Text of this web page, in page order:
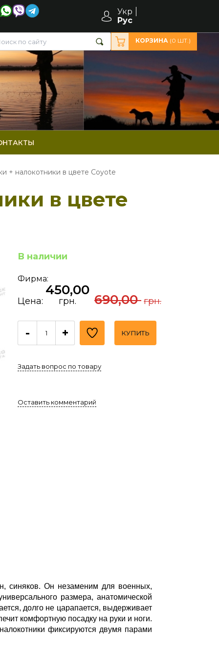
Укр
Рус
КОРЗИНА (0 ШТ.)
+ налокотники в цвете Coyote
в цвете
В наличии
Фирма:
Цена:
450,00
грн. 690,00 грн.
- + КУПИТЬ
Задать вопрос по товару
Оставить комментарий
синяков. Он незаменим для военных,
размера, анатомической
долго не царапается, выдерживает
комфортную посадку на руки и ноги.
фиксируются двумя парами